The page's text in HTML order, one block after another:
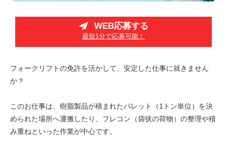
WEB応募する
最短1分で応募可能！
フォークリフトの免許を活かして、安定した仕事に就きません
か？
このお仕事は、樹脂製品が積まれたパレット（1トン単位）を決
められた場所へ運搬したり、フレコン（袋状の荷物）の整理や積
み重ねといった作業が中心です。